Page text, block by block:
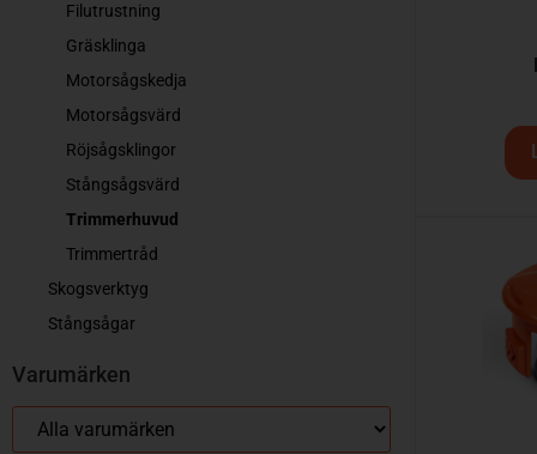
Filutrustning
Gräsklinga
Motorsågskedja
Motorsågsvärd
Röjsågsklingor
Stångsågsvärd
Trimmerhuvud
Trimmertråd
Skogsverktyg
Stångsågar
Varumärken